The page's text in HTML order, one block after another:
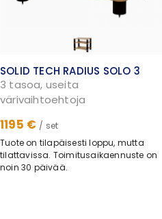
SOLID TECH RADIUS SOLO 3
3 tasoa, useita
värivaihtoehtoja
1195 € / set
Tuote on tilapäisesti loppu, mutta
tilattavissa. Toimitusaikaennuste on
noin 30 päivää.